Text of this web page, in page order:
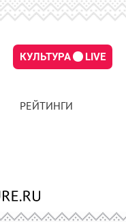
КУЛЬТУРА LIVE
РЕЙТИНГИ